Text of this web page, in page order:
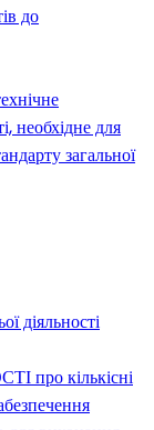
до
необхідне для
загальної
діяльності
про кількісні